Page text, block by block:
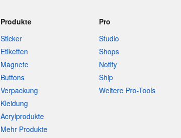
Produkte
Sticker
Etiketten
Magnete
Buttons
Verpackung
Kleidung
Acrylprodukte
Mehr Produkte
Pro
Studio
Shops
Notify
Ship
Weitere Pro-Tools